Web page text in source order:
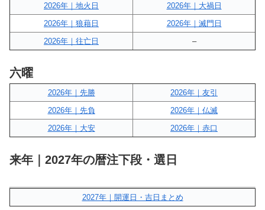
2026年｜地火日
2026年｜大禍日
2026年｜狼藉日
2026年｜滅門日
2026年｜往亡日
–
六曜
2026年｜先勝
2026年｜友引
2026年｜先負
2026年｜仏滅
2026年｜大安
2026年｜赤口
来年｜2027年の暦注下段・選日
2027年｜開運日・吉日まとめ